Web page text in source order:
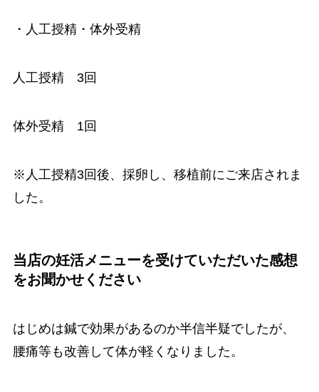
・人工授精・体外受精
人工授精 3回
体外受精 1回
※人工授精3回後、採卵し、移植前にご来店されま
した。
当店の妊活メニューを受けていただいた感想
をお聞かせください
はじめは鍼で効果があるのか半信半疑でしたが、
腰痛等も改善して体が軽くなりました。